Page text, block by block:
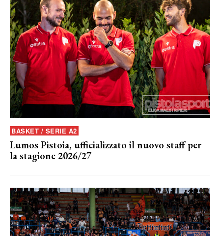
BASKET / SERIE A2
Lumos Pistoia, ufficializzato il nuovo staff per
la stagione 2026/27